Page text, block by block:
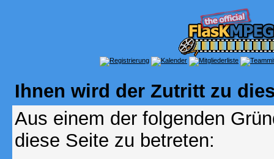
Ihnen wird der Zutritt zu
Aus einem der folgenden
diese Seite zu betreten: